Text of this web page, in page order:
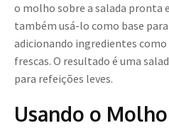
o molho sobre a salada pronta
também usá-lo como base
adicionando ingredientes
frescas. O resultado é uma
para refeições leves.
Usando o